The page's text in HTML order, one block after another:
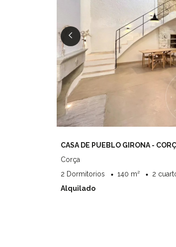
CASA DE PUEBLO GIRONA -
Corça
2 Dormitorios
140 m²
2
Alquilado